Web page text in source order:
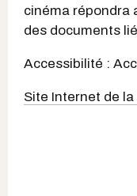
cinéma répondra
des documents
Accessibilité :
Site Internet de